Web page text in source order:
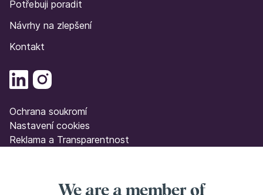
Potřebuji poradit
Návrhy na zlepšení
Kontakt
Ochrana soukromí
Nastavení cookies
Reklama a Transparentnost
We are a member of